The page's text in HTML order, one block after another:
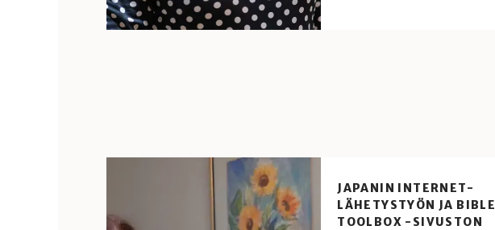
JAPANIN INTERNET-
LÄHETYSTYÖN JA BIBLE
TOOLBOX -SIVUSTON